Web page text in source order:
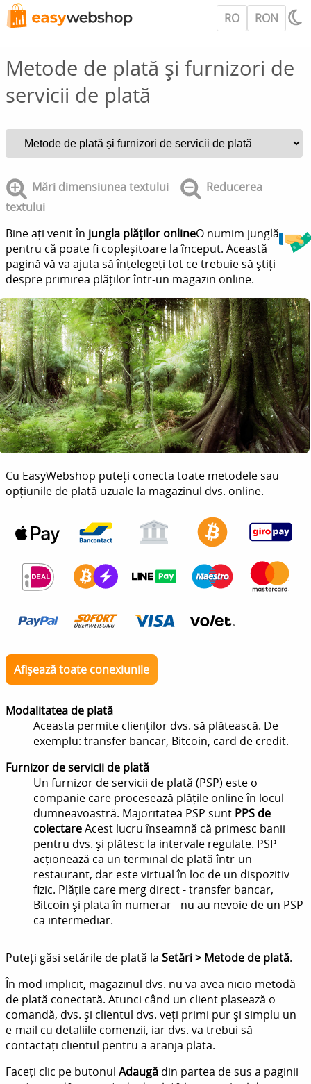
RO RON
Metode de plată și furnizori de
servicii de plată
Mări dimensiunea textului
Reducerea
textului
Bine ați venit în jungla plăților onlineO numim junglă
pentru că poate fi copleșitoare la început. Această
pagină vă va ajuta să înțelegeți tot ce trebuie să știți
despre primirea plăților într-un magazin online.
Cu EasyWebshop puteți conecta toate metodele sau
opțiunile de plată uzuale la magazinul dvs. online.
Afișează toate conexiunile
Modalitatea de plată
Aceasta permite clienților dvs. să plătească. De
exemplu: transfer bancar, Bitcoin, card de credit.
Furnizor de servicii de plată
Un furnizor de servicii de plată (PSP) este o
companie care procesează plățile online în locul
dumneavoastră. Majoritatea PSP sunt PPS de
colectareAcest lucru înseamnă că primesc banii
pentru dvs. și plătesc la intervale regulate. PSP
acționează ca un terminal de plată într-un
restaurant, dar este virtual în loc de un dispozitiv
fizic. Plățile care merg direct - transfer bancar,
Bitcoin și plata în numerar - nu au nevoie de un PSP
ca intermediar.
Puteți găsi setările de plată la Setări > Metode de plată.
În mod implicit, magazinul dvs. nu va avea nicio metodă
de plată conectată. Atunci când un client plasează o
comandă, dvs. și clientul dvs. veți primi pur și simplu un
e-mail cu detaliile comenzii, iar dvs. va trebui să
contactați clientul pentru a aranja plata.
Faceți clic pe butonul Adaugă din partea de sus a paginii